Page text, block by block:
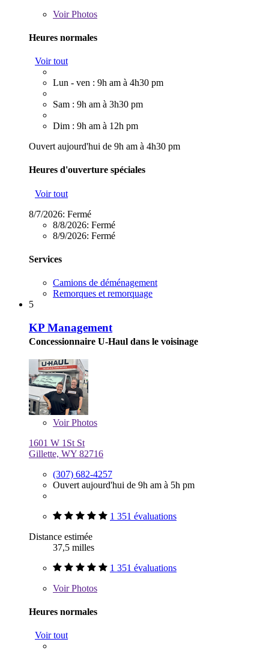
VoirPhotos
Heures normales
Voir tout
Lun - ven : 9h am à 4h30 pm
Sam : 9h am à 3h30 pm
Dim : 9h am à 12h pm
Ouvert aujourd'hui de 9h am à 4h30 pm
Heures d'ouverture spéciales
Voir tout
8/7/2026: Fermé
8/8/2026: Fermé
8/9/2026: Fermé
Services
Camions de déménagement
Remorques et remorquage
5
KP Management
Concessionnaire U-Haul dans le voisinage
VoirPhotos
1601 W 1St St
Gillette, WY 82716
(307) 682-4257
Ouvert aujourd'hui de 9h am à 5h pm
1 351 évaluations
Distance estimée
37,5 milles
1 351 évaluations
VoirPhotos
Heures normales
Voir tout